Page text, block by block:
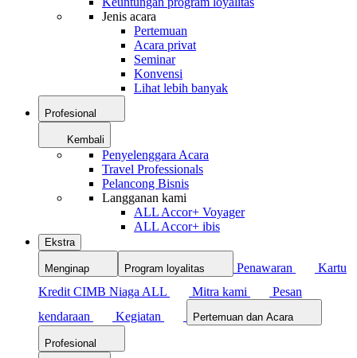
Jenis acara
Pertemuan
Acara privat
Seminar
Konvensi
Lihat lebih banyak
Profesional
Kembali
Penyelenggara Acara
Travel Professionals
Pelancong Bisnis
Langganan kami
ALL Accor+ Voyager
ALL Accor+ ibis
Ekstra
Menginap Program loyalitas Penawaran
Kartu
Kredit CIMB Niaga ALL
Mitra kami
Pesan
kendaraan
Kegiatan Pertemuan dan Acara
Profesional